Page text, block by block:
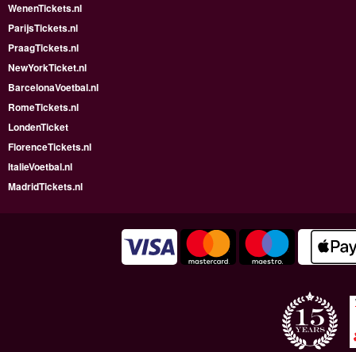
WenenTickets.nl
ParijsTickets.nl
PraagTickets.nl
NewYorkTicket.nl
BarcelonaVoetbal.nl
RomeTickets.nl
LondenTicket
FlorenceTickets.nl
ItalieVoetbal.nl
MadridTickets.nl